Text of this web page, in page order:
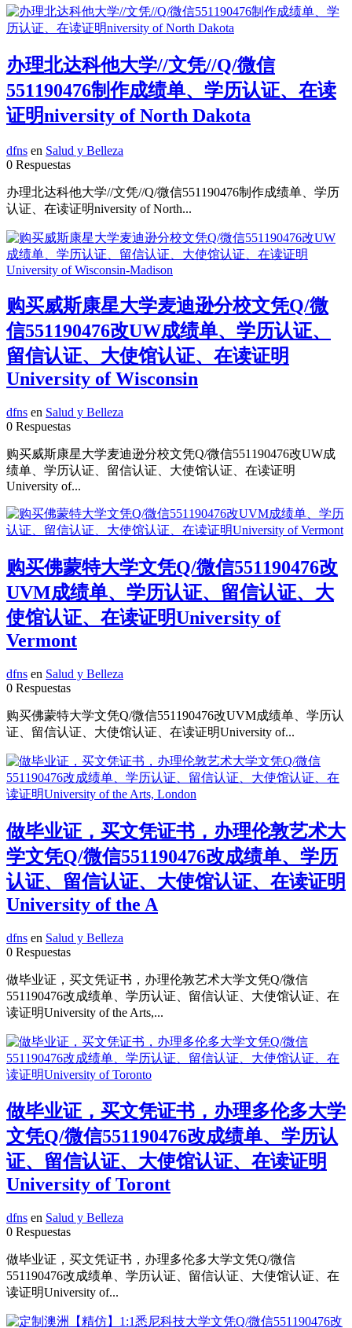
办理北达科他大学//文凭//Q/微信
551190476制作成绩单、学历认证、在读
证明niversity of North Dakota
dfns en Salud y Belleza
0 Respuestas
办理北达科他大学//文凭//Q/微信551190476制作成绩单、学历
认证、在读证明niversity of North...
购买威斯康星大学麦迪逊分校文凭Q/微
信551190476改UW成绩单、学历认证、
留信认证、大使馆认证、在读证明
University of Wisconsin
dfns en Salud y Belleza
0 Respuestas
购买威斯康星大学麦迪逊分校文凭Q/微信551190476改UW成
绩单、学历认证、留信认证、大使馆认证、在读证明
University of...
购买佛蒙特大学文凭Q/微信551190476改
UVM成绩单、学历认证、留信认证、大
使馆认证、在读证明University of
Vermont
dfns en Salud y Belleza
0 Respuestas
购买佛蒙特大学文凭Q/微信551190476改UVM成绩单、学历认
证、留信认证、大使馆认证、在读证明University of...
做毕业证，买文凭证书，办理伦敦艺术大
学文凭Q/微信551190476改成绩单、学历
认证、留信认证、大使馆认证、在读证明
University of the A
dfns en Salud y Belleza
0 Respuestas
做毕业证，买文凭证书，办理伦敦艺术大学文凭Q/微信
551190476改成绩单、学历认证、留信认证、大使馆认证、在
读证明University of the Arts,...
做毕业证，买文凭证书，办理多伦多大学
文凭Q/微信551190476改成绩单、学历认
证、留信认证、大使馆认证、在读证明
University of Toront
dfns en Salud y Belleza
0 Respuestas
做毕业证，买文凭证书，办理多伦多大学文凭Q/微信
551190476改成绩单、学历认证、留信认证、大使馆认证、在
读证明University of...